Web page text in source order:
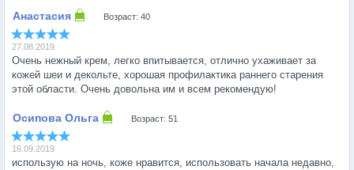
Возраст: 40
27.08.2019
Очень нежный крем, легко впитывается, отлично ухаживает за
кожей шеи и декольте, хорошая профилактика раннего старения
этой области. Очень довольна им и всем рекомендую!
Возраст: 51
16.09.2019
использую на ночь, коже нравится, использовать начала недавно,